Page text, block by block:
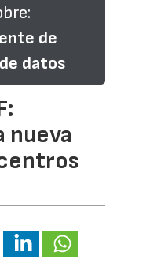
de
datos
nueva